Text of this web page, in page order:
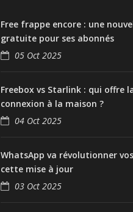
Free frappe encore : une
gratuite pour ses abonnés
05 Oct 2025
Freebox vs Starlink : qui offre
connexion à la maison ?
04 Oct 2025
WhatsApp va révolutionner
cette mise à jour
03 Oct 2025